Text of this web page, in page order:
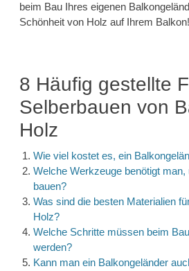
beim Bau Ihres eigenen
Schönheit von Holz auf Ihrem Balkon!
8 Häufig gestellte
Selberbauen von
Holz
Wie viel kostet es, ein
Welche Werkzeuge benötigt
bauen?
Was sind die besten Materialien
Holz?
Welche Schritte müssen beim
werden?
Kann man ein Balkongeländer